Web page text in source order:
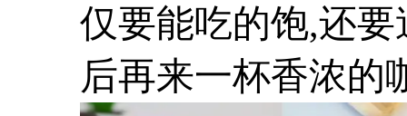
仅要能吃的饱,还
后再来一杯香浓的